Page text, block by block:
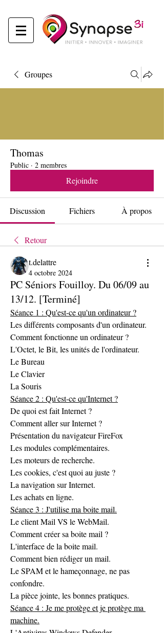
Groupes
Thomas
Public · 2 membres
Rejoindre
Discussion Fichiers À propos
Retour
t.delattre
4 octobre 2024
PC Séniors Fouilloy. Du 06/09 au
13/12. [Terminé]
Séance 1 : Qu'est-ce qu'un ordinateur ?
Les différents composants d'un ordinateur.
Comment fonctionne un ordinateur ?
L'Octet, le Bit, les unités de l'ordinateur.
Le Bureau
Le Clavier
La Souris
Séance 2 : Qu'est-ce qu'Internet ?
De quoi est fait Internet ?
Comment aller sur Internet ?
Présentation du navigateur FireFox
Les modules complémentaires.
Les moteurs de recherche.
Les cookies, c'est quoi au juste ?
La navigation sur Internet.
Les achats en ligne.
Séance 3 : J'utilise ma boite mail.
Le client Mail VS le WebMail.
Comment créer sa boite mail ?
L'interface de la boite mail.
Comment bien rédiger un mail.
Le SPAM et le hameçonnage, ne pas
confondre.
La pièce jointe, les bonnes pratiques.
Séance 4 : Je me protège et je protège ma
machine.